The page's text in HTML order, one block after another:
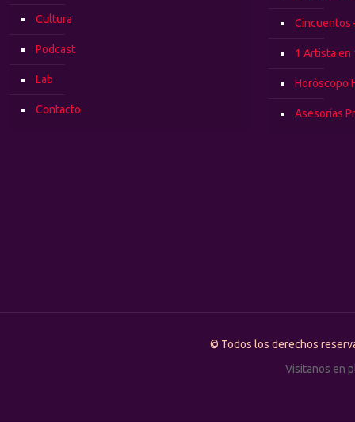
Cultura
Podcast
Lab
Contacto
Cincuentos
1 Artista en
Horóscopo
Asesorías
© Todos los derechos
Visitanos en